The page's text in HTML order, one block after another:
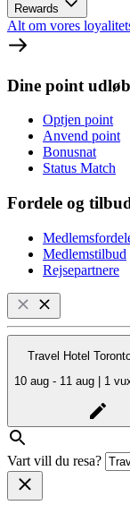
Rewards
Alt om vores
Dine point
Optjen point
Anvend point
Bonusnat
Status Match
Fordele og
Medlemstilbud
Rejsepartnere
Travel Hotel
10 aug -
Vart vill du resa?